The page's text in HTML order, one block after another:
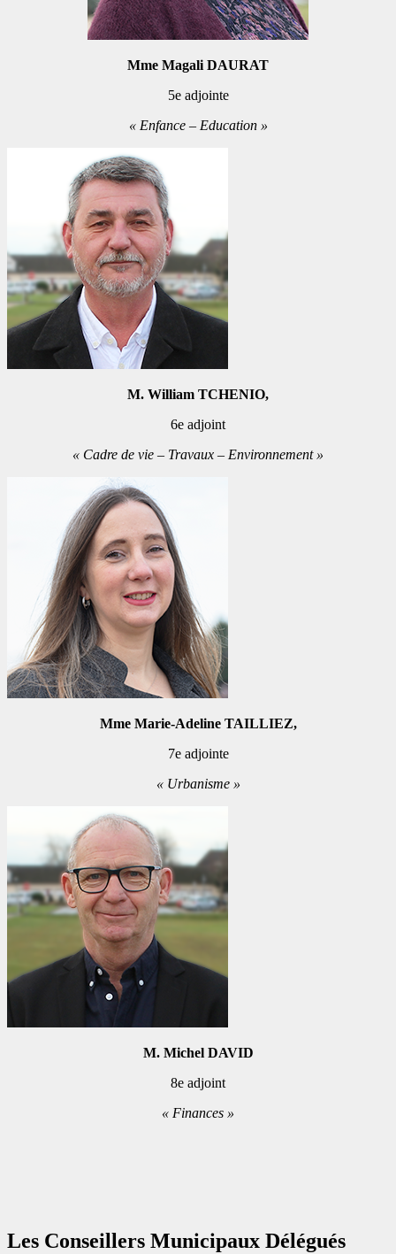
Mme Magali DAURAT
5e adjointe
« Enfance – Education »
M. William TCHENIO,
6e adjoint
« Cadre de vie – Travaux – Environnement »
Mme Marie-Adeline TAILLIEZ,
7e adjointe
« Urbanisme »
M. Michel DAVID
8e adjoint
« Finances »
Les Conseillers Municipaux Délégués